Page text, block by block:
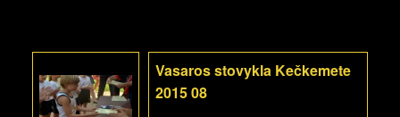
Vasaros stovykla Kečkemete
2015 08